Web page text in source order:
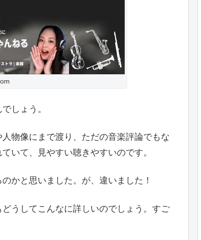
しょう。
物像にまで渡り、ただの音楽評論でもな
いて、見やすい聴きやすいのです。
かと思いました。が、違いました！
うしてこんなに詳しいのでしょう。すご